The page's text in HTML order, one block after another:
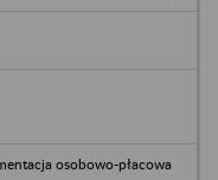
osobowo-płacowa